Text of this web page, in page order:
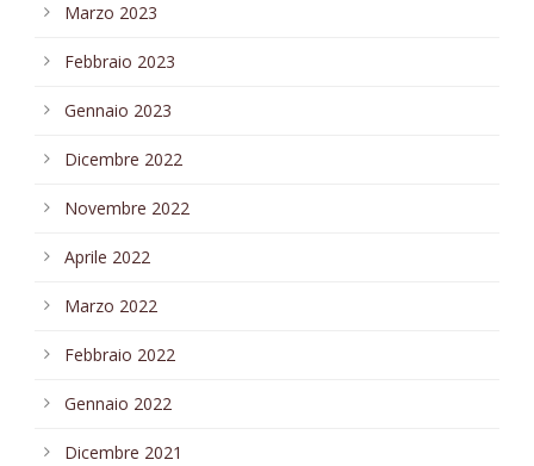
Marzo 2023
Febbraio 2023
Gennaio 2023
Dicembre 2022
Novembre 2022
Aprile 2022
Marzo 2022
Febbraio 2022
Gennaio 2022
Dicembre 2021